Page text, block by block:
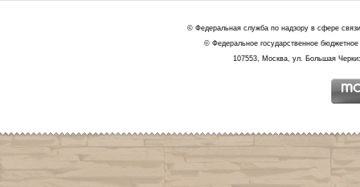
© Федеральная служба по надзору в сфере
© Федеральное государственное
107553, Москва, ул. Большая